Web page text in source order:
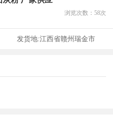
浏览次数： 58次
发货地:江西省赣州瑞金市